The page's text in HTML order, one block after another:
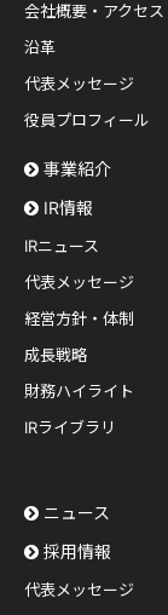
会社概要・アクセス
沿革
代表メッセージ
役員プロフィール
事業紹介
IR情報
IRニュース
代表メッセージ
経営方針・体制
成長戦略
財務ハイライト
IRライブラリ
ニュース
採用情報
代表メッセージ